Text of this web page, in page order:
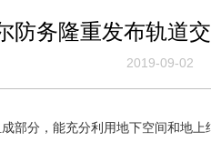
防务隆重发布轨道
2019-09-02
部分，能充分利用地下空间和地